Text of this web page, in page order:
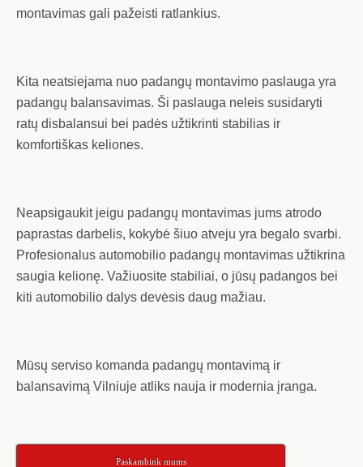
montavimas gali pažeisti ratlankius.
Kita neatsiejama nuo padangų montavimo paslauga yra
padangų balansavimas. Ši paslauga neleis susidaryti
ratų disbalansui bei padės užtikrinti stabilias ir
komfortiškas keliones.
Neapsigaukit jeigu padangų montavimas jums atrodo
paprastas darbelis, kokybė šiuo atveju yra begalo svarbi.
Profesionalus automobilio padangų montavimas užtikrina
saugia kelionę. Važiuosite stabiliai, o jūsų padangos bei
kiti automobilio dalys devėsis daug mažiau.
Mūsų serviso komanda padangų montavimą ir
balansavimą Vilniuje atliks nauja ir modernia įranga.
Paskambink mums